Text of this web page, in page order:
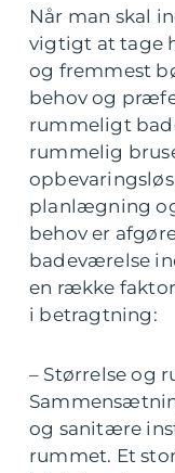
Når man skal
vigtigt at tage
og fremmest
behov og
rummeligt
rummelig
planlægning
behov er
badeværelse
en række
i betragtning:
– Størrelse og
og sanitære
rummet. Et